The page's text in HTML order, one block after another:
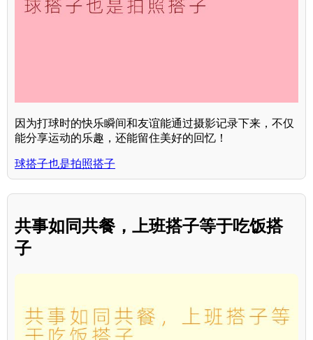
因为打球时的快乐瞬间和友谊能通过摄影记录下来，不仅
能分享运动的乐趣，还能留住美好的回忆！
球搭子也是拍照搭子
共事如同共餐，上班搭子等于吃饭搭
子